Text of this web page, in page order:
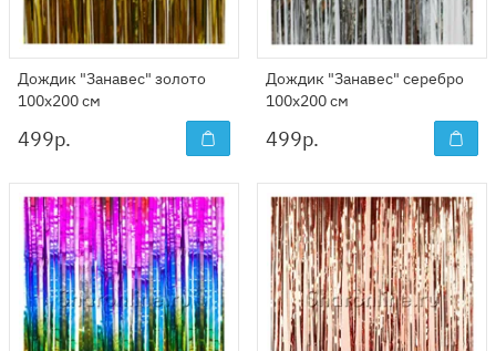
Дождик "Занавес" золото
100x200 см
499р.
Дождик "Занавес" серебро
100x200 см
499р.